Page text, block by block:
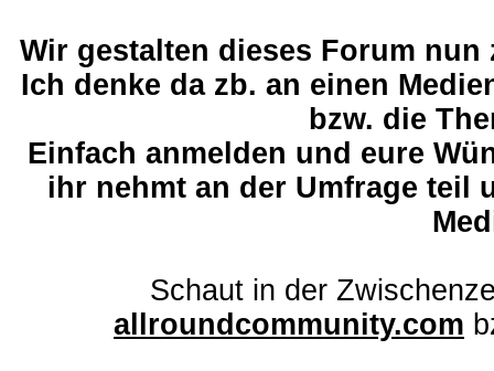
Wir gestalten dieses Forum
Ich denke da zb. an einen
bzw. die
Einfach anmelden und eure
ihr nehmt an der Umfrage teil
Schaut in der
allroundcommunity.com